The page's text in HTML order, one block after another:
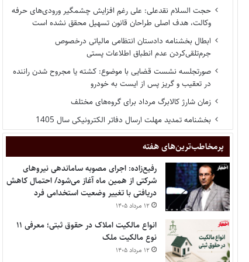
حجت السلام نقدعلی: علی رغم افزایش چشمگیر ورودی‌های حرفه
وکالت، هدف اصلی طراحان قانون تسهیل محقق نشده است
ابطال بخشنامه دادستان انتظامی مالیاتی درخصوص
جرم‌تلقی‌کردن عدم انطباق اطلاعات پستی
صورتجلسه نشست قضایی با موضوع: کشته یا مجروح شدن راننده
در تعقیب و گریز پس از ایست به خودرو
زمان شارژ کالابرگ مرداد برای گروه‌های مختلف
بخشنامه تمدید مهلت ارسال دفاتر الکترونیکی سال 1405
پر‌مخاطب‌ترین‌های هفته
رفیع‌زاده: اجرای مصوبه ساماندهی نیروهای
شرکتی از همین ماه آغاز می‌شود/ احتمال کاهش
دریافتی با تغییر وضعیت استخدامی فرد
۱۲ مرداد ۱۴۰۵
انواع مالکیت املاک در حقوق ثبتی؛ معرفی ۱۱
نوع مالکیت ملک
۱۲ مرداد ۱۴۰۵